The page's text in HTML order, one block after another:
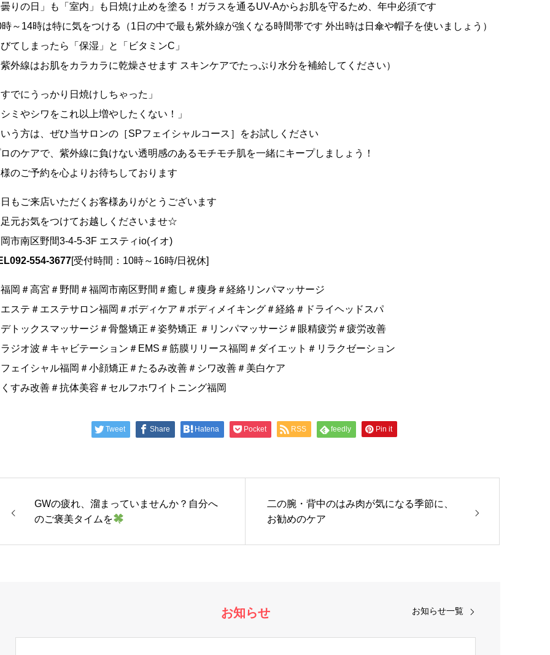
りの日」も「室内」も日焼け止めを塗る！ガラスを通るUV-Aからお肌を守るため、年中必須です
～14時は特に気をつける（1日の中で最も紫外線が強くなる時間帯です 外出時は日傘や帽子を使いましょう）
てしまったら「保湿」と「ビタミンC」
外線はお肌をカラカラに乾燥させます スキンケアでたっぷり水分を補給してください）
でにうっかり日焼けしちゃった」
ミやシワをこれ以上増やしたくない！」
う方は、ぜひ当サロンの［SPフェイシャルコース］をお試しください
のケアで、紫外線に負けない透明感のあるモチモチ肌を一緒にキープしましょう！
のご予約を心よりお待ちしております
もご来店いただくお客様ありがとうございます
元お気をつけてお越しくださいませ☆
市南区野間3-4-5-3F エスティio(イオ)
554-3677[受付時間：10時～16時/日祝休]
岡＃高宮＃野間＃福岡市南区野間＃癒し＃痩身＃経絡リンパマッサージ
ステ＃エステサロン福岡＃ボディケア＃ボディメイキング＃経絡＃ドライヘッドスパ
トックスマッサージ＃骨盤矯正＃姿勢矯正 ＃リンパマッサージ＃眼精疲労＃疲労改善
ジオ波＃キャビテーション＃EMS＃筋膜リリース福岡＃ダイエット＃リラクゼーション
ェイシャル福岡＃小顔矯正＃たるみ改善＃シワ改善＃美白ケア
すみ改善＃抗体美容＃セルフホワイトニング福岡
Tweet Share Hatena Pocket RSS feedly Pin it
GWの疲れ、溜まっていませんか？自分へ
のご褒美タイムを
二の腕・背中のはみ肉が気になる季節に、
お勧めのケア
お知らせ お知らせ一覧